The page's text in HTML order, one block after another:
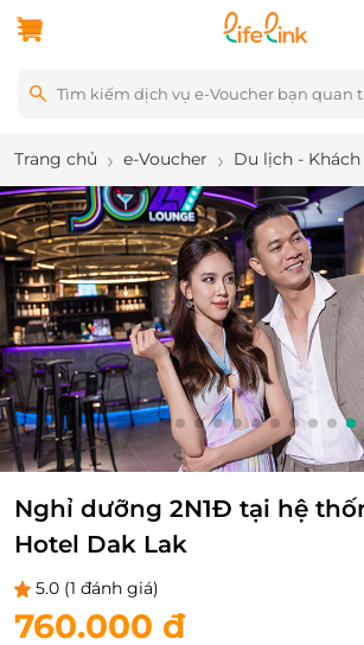
Trang chủ e-Voucher Du lịch - Khách
Nghỉ dưỡng 2N1Đ tại hệ
Hotel Dak Lak
5.0 (1 đánh giá)
760.000 đ